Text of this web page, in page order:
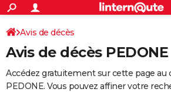
ACTUALITÉS
Politique
Société
Faits Divers
Education
Monde
Villes
+
SPORT
Coupe du monde 2026
Football
Tennis
Cyclisme
Rugby
Forum
Programme TV
TNT
Streaming
Cinéma
Sorties cinéma
Musique
+
FINANCE
Avis de décès
Avis de décès PEDONE
Accédez gratuitement sur cette page au
PEDONE. Vous pouvez affiner votre